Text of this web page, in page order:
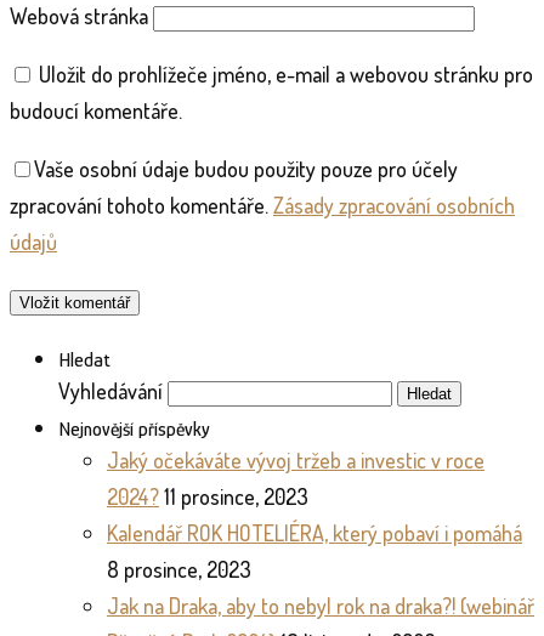
Webová stránka
Uložit do prohlížeče jméno, e-mail a webovou stránku pro
budoucí komentáře.
Vaše osobní údaje budou použity pouze pro účely
zpracování tohoto komentáře. Zásady zpracování osobních
údajů
Hledat
Vyhledávání
Nejnovější příspěvky
Jaký očekáváte vývoj tržeb a investic v roce
2024?11 prosince, 2023
Kalendář ROK HOTELIÉRA, který pobaví i pomáhá
8 prosince, 2023
Jak na Draka, aby to nebyl rok na draka?! (webinář